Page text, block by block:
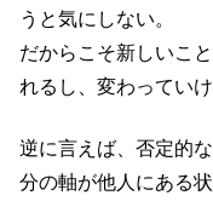
うと気にしない。
だからこそ新しいこ
れるし、変わってい
逆に言えば、否定的
分の軸が他人にある